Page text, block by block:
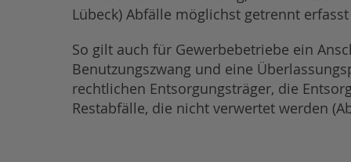
Lübeck) Abfälle möglichst getrennt
So gilt auch für Gewerbebetriebe ein
Benutzungszwang und eine
rechtlichen Entsorgungsträger, die
Restabfälle, die nicht verwertet werden